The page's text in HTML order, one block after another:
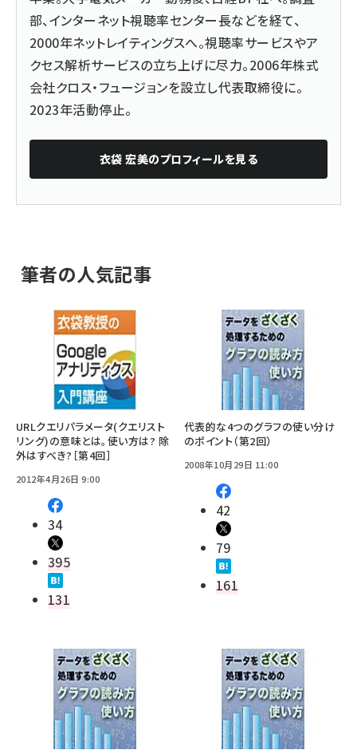
部、インターネット視聴率センター長などを経て、
2000年ネットレイティングスへ。視聴率サービスやア
クセス解析サービスの立ち上げに尽力。2006年株式
会社クロス・フュージョンを設立し代表取締役に。
2023年活動停止。
衣袋 宏美のプロフィールを見る
筆者の人気記事
URLクエリパラメータ(クエリスト
リング)の意味とは。使い方は? 除
外はすべき?［第4回］
2012年4月26日 9:00
34
395
131
代表的な4つのグラフの使い分け
のポイント（第2回）
2008年10月29日 11:00
42
79
161